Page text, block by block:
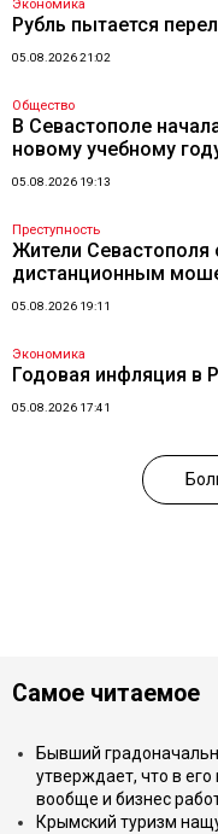
Экономика
Рубль пытается
05.08.2026 21:02
Общество
В Севастополе
новому учебному
05.08.2026 19:13
Преступность
Жители Севастополя
дистанционным
05.08.2026 19:11
Экономика
Годовая инфляция в
05.08.2026 17:41
Самое читаемое
Бывший
утверждает, что в
вообще и бизнес
Крымский туризм